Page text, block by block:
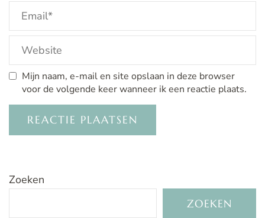
Mijn naam, e-mail en site opslaan in deze browser
voor de volgende keer wanneer ik een reactie plaats.
Zoeken
ZOEKEN